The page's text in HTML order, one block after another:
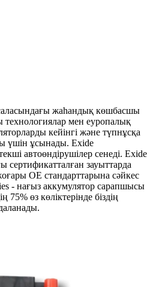
жаһандық көшбасшы
мен еуропалық
кейінгі және түпнұсқа
үшін ұсынады. Exide
автоөндірушілер сенеді. Exide
сертификатталған зауыттарда
OE стандарттарына сәйкес
- нағыз аккумулятор сарапшысы
75% өз көліктерінде біздің